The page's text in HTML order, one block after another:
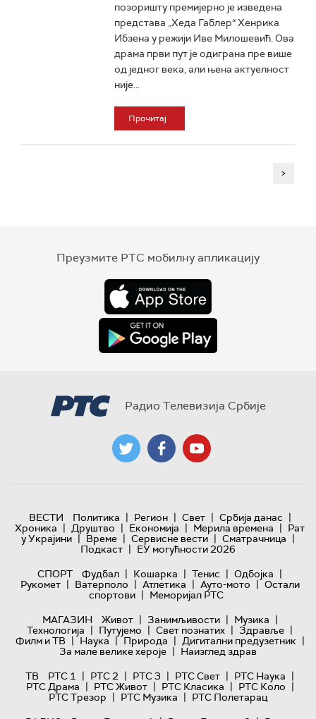
позоришту премијерно је изведена
представа „Хеда Габлер“ Хенрика
Ибзена у режији Иве Милошевић. Ова
драма први пут је одиграна пре више
од једног века, али њена актуелност
није...
Прочитај
>
Преузмите РТС мобилну апликацију
Радио Телевизија Србије
ВЕСТИ Политика | Регион | Свет | Србија данас |
Хроника | Друштво | Економија | Мерила времена | Рат
у Украјини | Време | Сервисне вести | Сматрачница |
Подкаст | ЕУ могућности 2026
СПОРТ
Фудбал | Кошарка | Тенис | Одбојка |
Рукомет | Ватерполо | Атлетика | Ауто-мото | Остали
спортови | Меморијал РТС
МАГАЗИН
Живот | Занимљивости | Музика |
Технологијa | Путујемо | Свет познатих | Здравље |
Филм и ТВ | Наука | Природа | Дигитални предузетник |
За мале велике хероје | Наизглед здрав
ТВ
РТС 1 | РТС 2 | РТС 3 | РТС Свет | РТС Наука |
РТС Драма | РТС Живот | РТС Класика | РТС Коло |
РТС Трезор | РТС Музика | РТС Полетарац